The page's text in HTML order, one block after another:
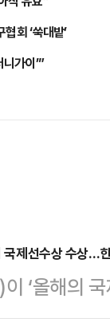
회 ‘쑥대밭’
가이’”
제선수상 수상…
‘올해의
라비아 리